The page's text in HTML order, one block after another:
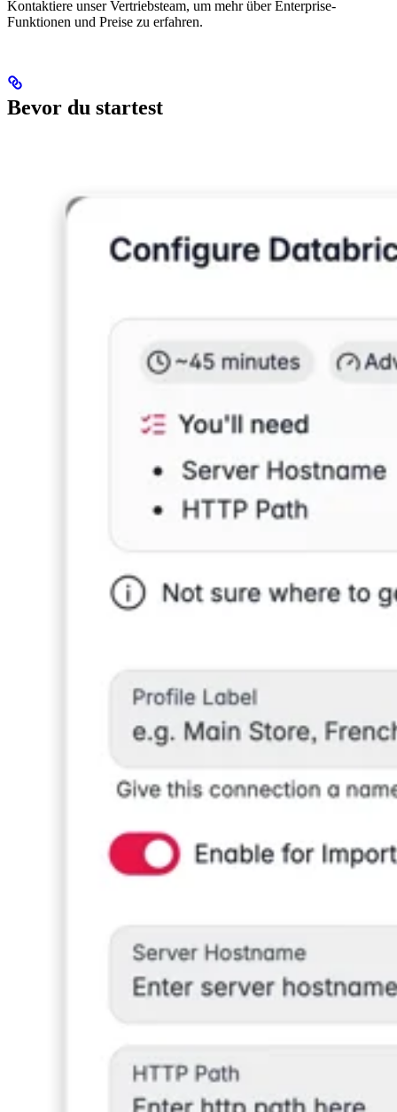
Kontaktiere unser Vertriebsteam, um mehr über Enterprise-
Funktionen und Preise zu erfahren.
Bevor du startest